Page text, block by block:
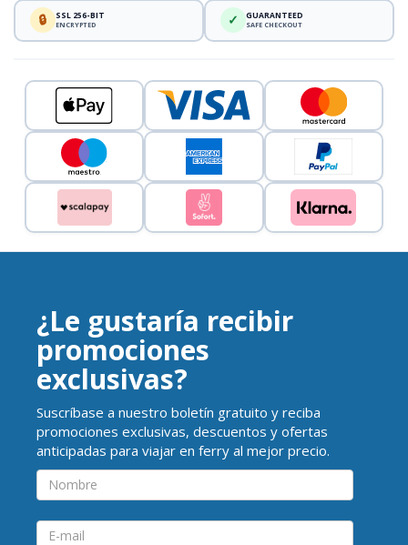
🔒 SSL 256-BIT
ENCRYPTED ✓ GUARANTEED
SAFE CHECKOUT
¿Le gustaría recibir
promociones
exclusivas?
Suscríbase a nuestro boletín gratuito y reciba
promociones exclusivas, descuentos y ofertas
anticipadas para viajar en ferry al mejor precio.